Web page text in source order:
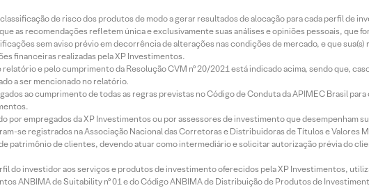
de risco dos produtos de modo a gerar resultados de alocação para cada perfil de
as recomendações refletem única e exclusivamente suas análises e opiniões pessoais, que
sem aviso prévio em decorrência de alterações nas condições de mercado, e que
financeiras realizadas pela XP Investimentos.
e pelo cumprimento da Resolução CVM nº 20/2021 está indicado acima, sendo que,
a ser mencionado no relatório.
ao cumprimento de todas as regras previstas no Código de Conduta da APIMEC Brasil
por empregados da XP Investimentos ou por assessores de investimento que desempenham
se registrados na Associação Nacional das Corretoras e Distribuidoras de Títulos e Valores
patrimônio de clientes, devendo atuar como intermediário e solicitar autorização prévia do
do investidor aos serviços e produtos de investimento oferecidos pela XP Investimentos,
ANBIMA de Suitability nº 01 e do Código ANBIMA de Distribuição de Produtos de